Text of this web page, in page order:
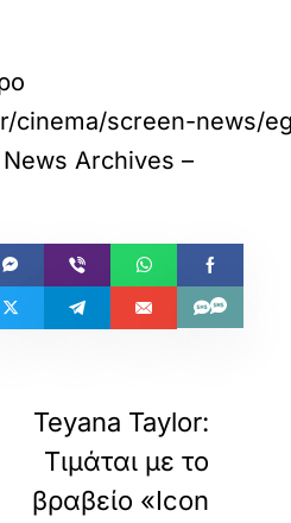
cinema/screen-news/
Archives –
Teyana Taylor:
Τιμάται με το
βραβείο «Icon